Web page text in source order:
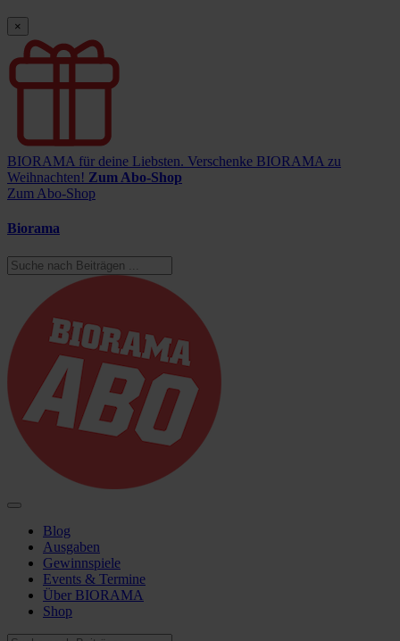
×
BIORAMA für deine Liebsten. Verschenke BIORAMA zu
Weihnachten! Zum Abo-Shop
Zum Abo-Shop
Biorama
Blog
Ausgaben
Gewinnspiele
Events & Termine
Über BIORAMA
Shop